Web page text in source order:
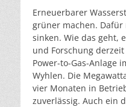
Erneuerbarer
grüner machen. Dafür
sinken. Wie das geht,
und Forschung
Power-to-Gas-Anlage
Wyhlen. Die
vier Monaten in
zuverlässig. Auch ein